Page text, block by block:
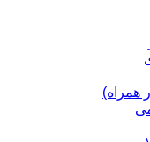
همراه)